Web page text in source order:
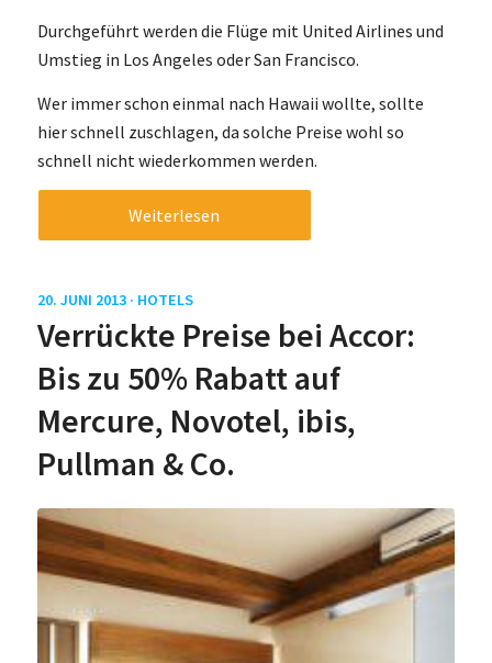
Durchgeführt werden die Flüge mit United Airlines und
Umstieg in Los Angeles oder San Francisco.
Wer immer schon einmal nach Hawaii wollte, sollte
hier schnell zuschlagen, da solche Preise wohl so
schnell nicht wiederkommen werden.
Weiterlesen
20. JUNI 2013 · HOTELS
Verrückte Preise bei Accor:
Bis zu 50% Rabatt auf
Mercure, Novotel, ibis,
Pullman & Co.